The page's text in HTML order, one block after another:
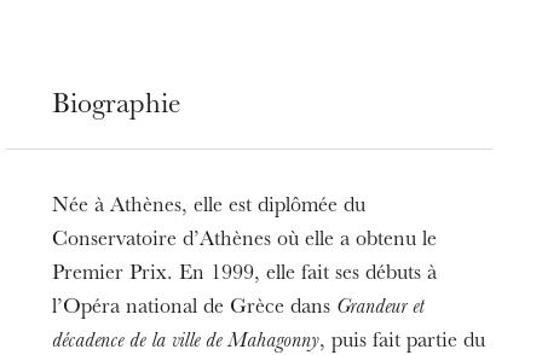
Biographie
Née à Athènes, elle est diplômée du
Conservatoire d’Athènes où elle a obtenu le
Premier Prix. En 1999, elle fait ses débuts à
l’Opéra national de Grèce dans Grandeur et
décadence de la ville de Mahagonny, puis fait partie du